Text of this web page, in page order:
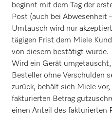
beginnt mit dem Tag der
Post (auch bei Abwesenheit
Umtausch wird nur
tägigen Frist dem Miele
von diesem bestätigt wurde.
Wird ein Gerät
Besteller ohne Verschulden
zurück, behält sich Miele
fakturierten Betrag
einen Anteil des fakturierten